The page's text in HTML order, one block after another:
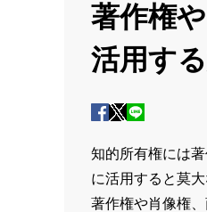
著作権
活用す
知的所有権には
に活用すると莫
著作権や肖像権